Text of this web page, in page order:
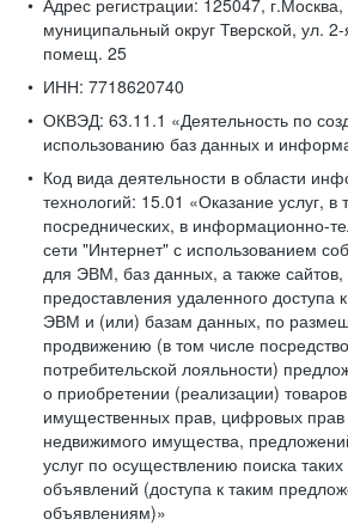
Адрес регистрации: 125047, г.Москва,
муниципальный округ Тверской, ул.
помещ. 25
ИНН: 7718620740
ОКВЭД: 63.11.1 «Деятельность по
использованию баз данных и
Код вида деятельности в области
технологий: 15.01 «Оказание услуг, в
посреднических, в информационно-
сети "Интернет" с использованием
для ЭВМ, баз данных, а также сайтов,
предоставления удаленного доступа
ЭВМ и (или) базам данных, по
продвижению (в том числе
потребительской лояльности)
о приобретении (реализации)
имущественных прав, цифровых
недвижимого имущества,
услуг по осуществлению поиска
объявлений (доступа к таким
объявлениям)»